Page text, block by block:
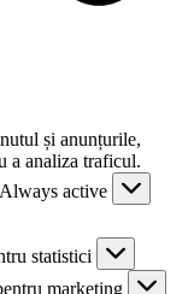
și anunțurile,
a analiza traficul.
Always active
statistici
marketing